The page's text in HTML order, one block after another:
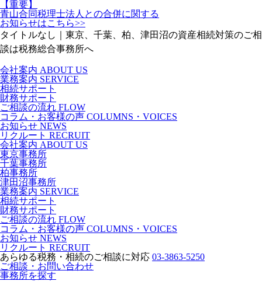
【重要】
青山合同税理士法人との合併に関する
お知らせはこちら>>
タイトルなし｜東京、千葉、柏、津田沼の資産相続対策のご相
談は税務総合事務所へ
会社案内 ABOUT US
業務案内 SERVICE
相続サポート
財務サポート
ご相談の流れ FLOW
コラム・お客様の声 COLUMNS・VOICES
お知らせ NEWS
リクルート RECRUIT
会社案内 ABOUT US
東京事務所
千葉事務所
柏事務所
津田沼事務所
業務案内 SERVICE
相続サポート
財務サポート
ご相談の流れ FLOW
コラム・お客様の声 COLUMNS・VOICES
お知らせ NEWS
リクルート RECRUIT
あらゆる税務・相続のご相談に対応 03-3863-5250
ご相談・お問い合わせ
事務所を探す